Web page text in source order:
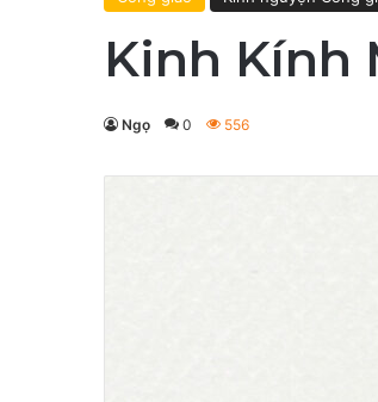
Kinh Kính
Ngọ 0 556